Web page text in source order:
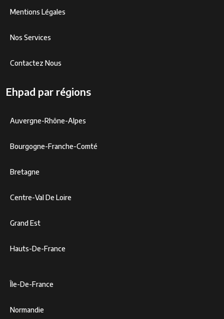
Mentions Légales
Nos Services
Contactez Nous
Ehpad par régions
Auvergne-Rhône-Alpes
Bourgogne-Franche-Comté
Bretagne
Centre-Val De Loire
Grand Est
Hauts-De-France
Île-De-France
Normandie